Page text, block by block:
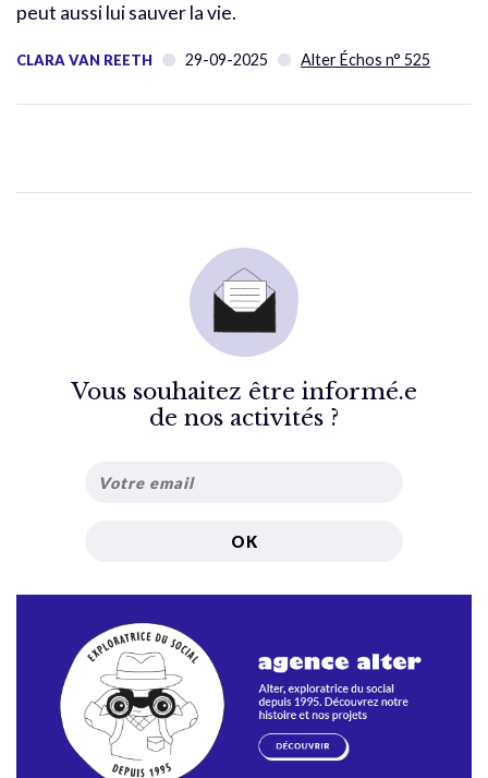
peut aussi lui sauver la vie.
CLARA VAN REETH 29-09-2025 Alter Échos n° 525
Vous souhaitez être informé.e
de nos activités ?